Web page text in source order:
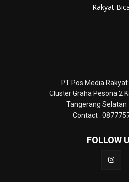
Rakyat
PT Pos Media
Cluster Graha Pesona 2
Tangerang Selatan
Contact :
FOLLOW